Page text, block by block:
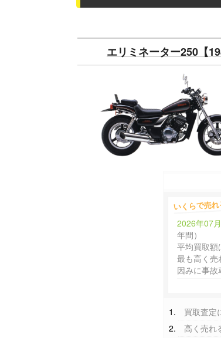
エリミネーター250【
いくらで売
2026年07
年間）
平均買取
最も高く売
因みに事
買取査定
高く売れ